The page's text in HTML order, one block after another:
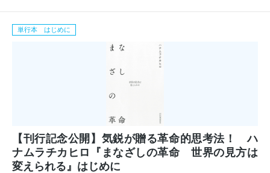
単行本 はじめに
【刊行記念公開】気鋭が贈る革命的思考法！ ハ
ナムラチカヒロ『まなざしの革命 世界の見方は
変えられる』はじめに